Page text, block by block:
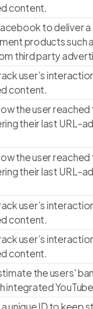
content.
to deliver
products such
third party
user’s
content.
the user
their last URL-
the user
their last URL-
user’s
content.
user’s
content.
the users'
integrated
unique ID to keep